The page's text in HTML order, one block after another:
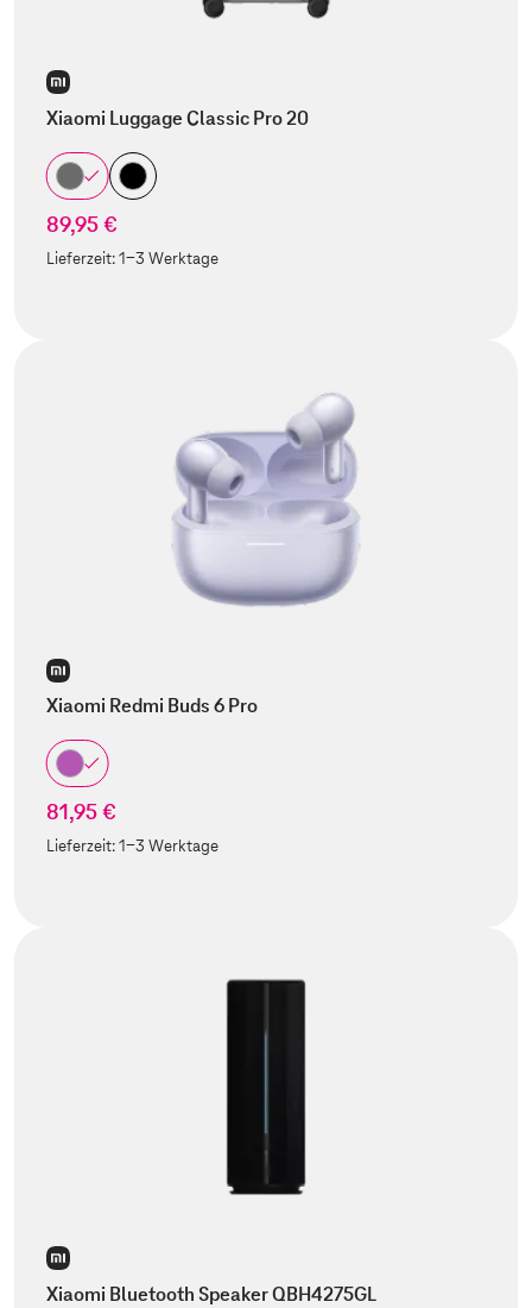
Xiaomi Luggage Classic Pro 20
89,95 €
Lieferzeit:1-3 Werktage
Xiaomi Redmi Buds 6 Pro
81,95 €
Lieferzeit:1-3 Werktage
Xiaomi Bluetooth Speaker QBH4275GL